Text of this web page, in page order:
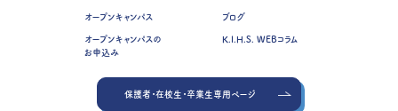
オープンキャンパス
オープンキャンパスの
お申込み
ブログ
K.I.H.S. WEBコラム
保護者・在校生・卒業生専用ページ